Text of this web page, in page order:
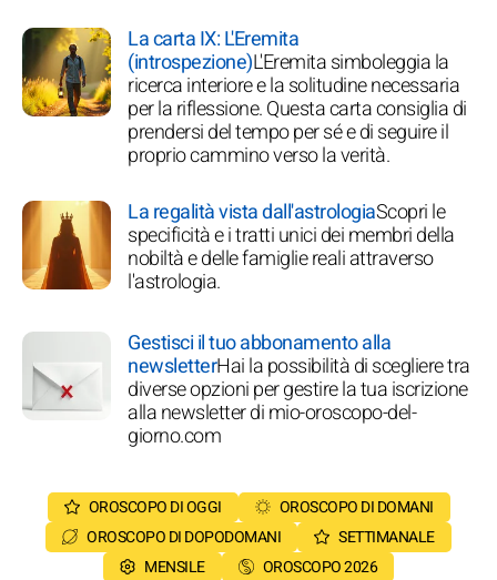
La carta IX: L'Eremita
(introspezione)L'Eremita simboleggia la
ricerca interiore e la solitudine necessaria
per la riflessione. Questa carta consiglia di
prendersi del tempo per sé e di seguire il
proprio cammino verso la verità.
La regalità vista dall'astrologiaScopri le
specificità e i tratti unici dei membri della
nobiltà e delle famiglie reali attraverso
l'astrologia.
Gestisci il tuo abbonamento alla
newsletterHai la possibilità di scegliere tra
diverse opzioni per gestire la tua iscrizione
alla newsletter di mio-oroscopo-del-
giorno.com
OROSCOPO DI OGGI
OROSCOPO DI DOMANI
OROSCOPO DI DOPODOMANI
SETTIMANALE
MENSILE
OROSCOPO 2026